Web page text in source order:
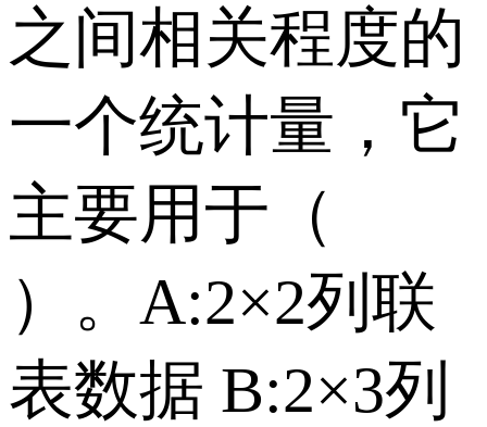
之间相关程度的
一个统计量，它
主要用于（
）。 A:2×2列联
表数据 B:2×3列